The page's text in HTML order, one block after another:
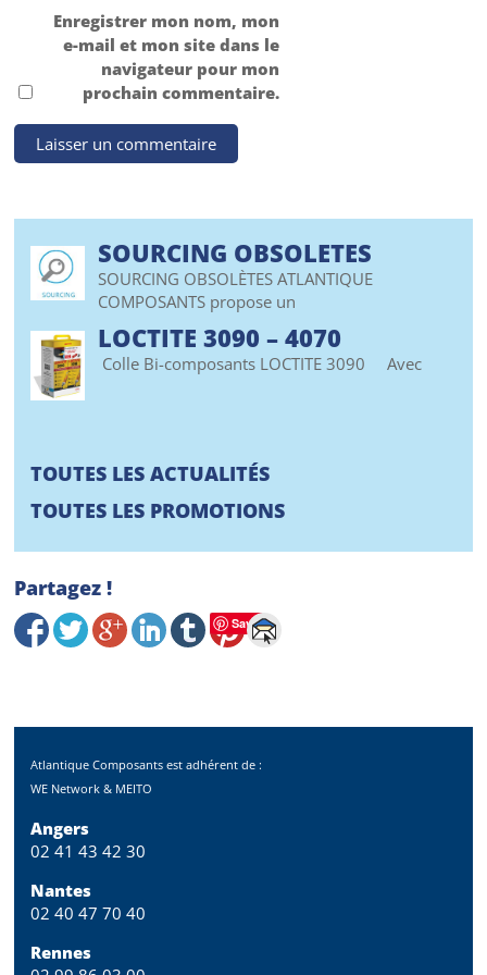
Enregistrer mon nom, mon
e-mail et mon site dans le
navigateur pour mon
prochain commentaire.
SOURCING OBSOLETES
SOURCING OBSOLÈTES ATLANTIQUE
COMPOSANTS propose un
LOCTITE 3090 – 4070
Colle Bi-composants LOCTITE 3090 Avec
TOUTES LES ACTUALITÉS
TOUTES LES PROMOTIONS
Partagez !
Save
Atlantique Composants est adhérent de :
WE Network & MEITO
Angers
02 41 43 42 30
Nantes
02 40 47 70 40
Rennes